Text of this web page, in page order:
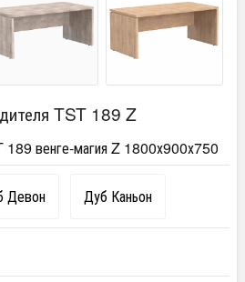
TST 189 Z
189 венге-магия Z 1800х900х750
Девон Дуб Каньон